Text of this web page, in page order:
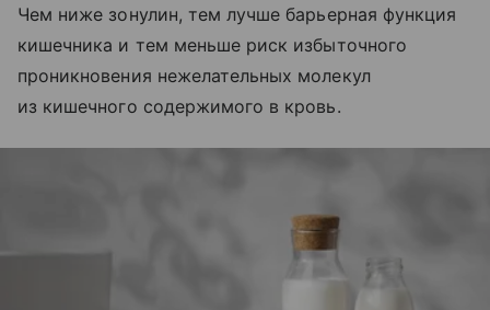
Чем ниже зонулин, тем лучше барьерная функция
кишечника и тем меньше риск избыточного
проникновения нежелательных молекул
из кишечного содержимого в кровь.